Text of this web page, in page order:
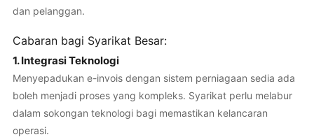
dan pelanggan.
Cabaran bagi Syarikat Besar:
1. Integrasi Teknologi
Menyepadukan e-invois dengan sistem perniagaan sedia ada
boleh menjadi proses yang kompleks. Syarikat perlu melabur
dalam sokongan teknologi bagi memastikan kelancaran
operasi.